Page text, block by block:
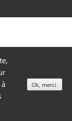
Ok, merci.